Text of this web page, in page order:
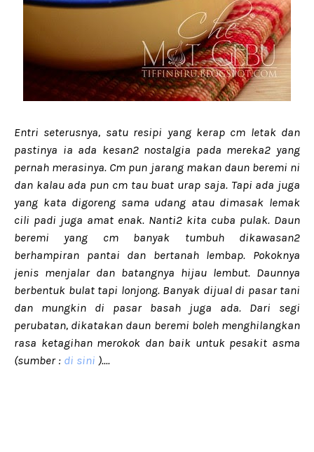
Entri seterusnya, satu resipi yang kerap cm letak dan
pastinya ia ada kesan2 nostalgia pada mereka2 yang
pernah merasinya. Cm pun jarang makan daun beremi ni
dan kalau ada pun cm tau buat urap saja. Tapi ada juga
yang kata digoreng sama udang atau dimasak lemak
cili padi juga amat enak. Nanti2 kita cuba pulak. Daun
beremi yang cm banyak tumbuh dikawasan2
berhampiran pantai dan bertanah lembap. Pokoknya
jenis menjalar dan batangnya hijau lembut. Daunnya
berbentuk bulat tapi lonjong. Banyak dijual di pasar tani
dan mungkin di pasar basah juga ada. Dari segi
perubatan, dikatakan daun beremi boleh menghilangkan
rasa ketagihan merokok dan baik untuk pesakit asma
(sumber : di sini )....